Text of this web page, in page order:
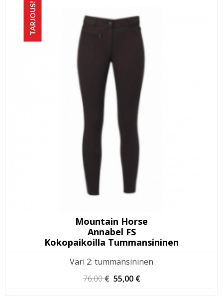
TARJOUS!
Mountain Horse
Annabel FS
Kokopaikoilla Tummansininen
Väri 2: tummansininen
76,00€ Alkuperäinen
55,00 €